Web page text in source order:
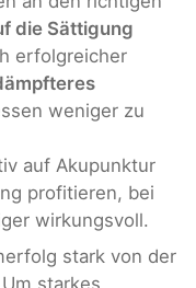
die Sättigung
erfolgreicher
weniger zu
auf Akupunktur
profitieren, bei
wirkungsvoll.
stark von der